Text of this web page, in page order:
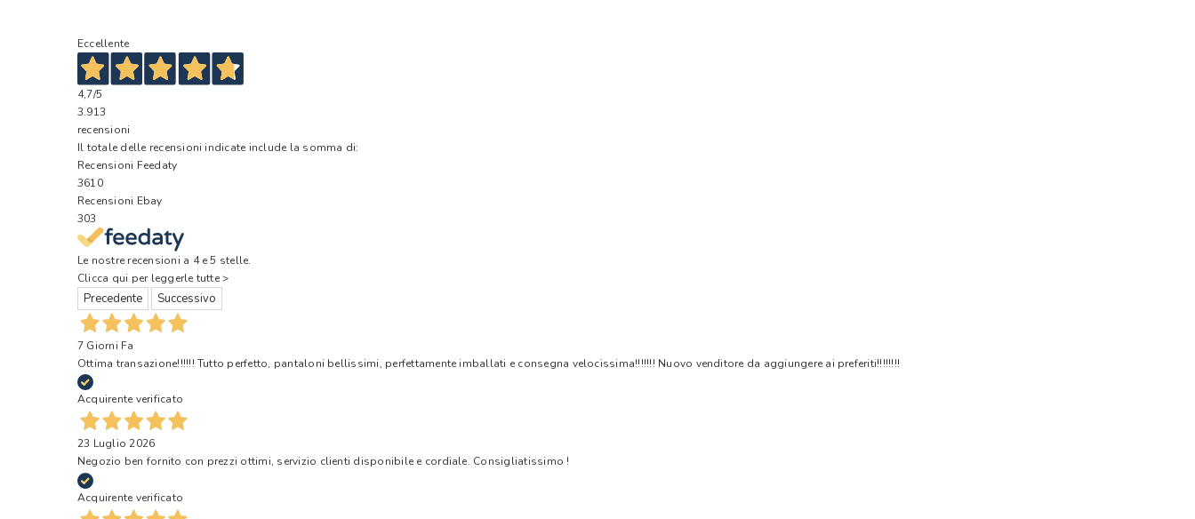
Eccellente
4,7/5
3.913
recensioni
Il totale delle recensioni indicate include la somma di:
Recensioni Feedaty
3610
Recensioni Ebay
303
Le nostre recensioni a 4 e 5 stelle.
Clicca qui per leggerle tutte >
Precedente Successivo
7 Giorni Fa
Ottima transazione!!!!!! Tutto perfetto, pantaloni bellissimi, perfettamente imballati e consegna velocissima!!!!!!! Nuovo venditore da aggiungere ai preferiti!!!!!!!!
Acquirente verificato
23 Luglio 2026
Negozio ben fornito con prezzi ottimi, servizio clienti disponibile e cordiale. Consigliatissimo !
Acquirente verificato